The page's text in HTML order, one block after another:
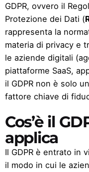
GDPR, ovvero il
Protezione dei Dati (
rappresenta la
materia di privacy e
le aziende digitali
piattaforme SaaS,
il GDPR non è solo
fattore chiave di
Cos’è il
applica
Il GDPR è entrato in
il modo in cui le